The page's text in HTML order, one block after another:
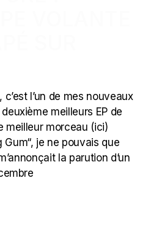
l’un de mes nouveaux
meilleurs EP de
meilleur morceau (ici)
je ne pouvais que
la parution d’un